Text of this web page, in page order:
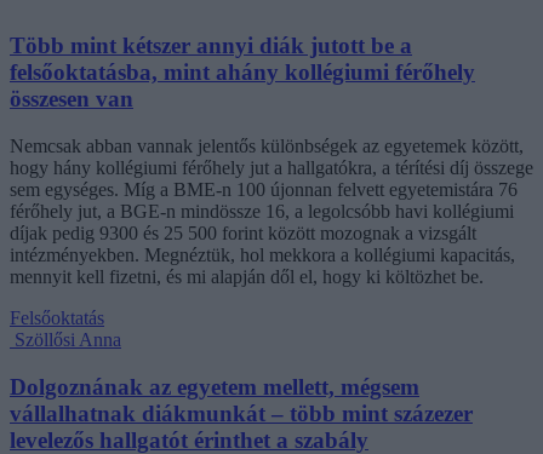
Több mint kétszer annyi diák jutott be a
felsőoktatásba, mint ahány kollégiumi férőhely
összesen van
Nemcsak abban vannak jelentős különbségek az egyetemek között,
hogy hány kollégiumi férőhely jut a hallgatókra, a térítési díj összege
sem egységes. Míg a BME-n 100 újonnan felvett egyetemistára 76
férőhely jut, a BGE-n mindössze 16, a legolcsóbb havi kollégiumi
díjak pedig 9300 és 25 500 forint között mozognak a vizsgált
intézményekben. Megnéztük, hol mekkora a kollégiumi kapacitás,
mennyit kell fizetni, és mi alapján dől el, hogy ki költözhet be.
Felsőoktatás
Szöllősi Anna
Dolgoznának az egyetem mellett, mégsem
vállalhatnak diákmunkát – több mint százezer
levelezős hallgatót érinthet a szabály